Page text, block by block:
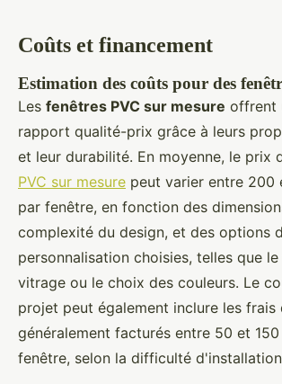
Coûts et financement
Estimation des coûts pour des
Les fenêtres PVC sur mesure offrent
rapport qualité-prix grâce à leurs
et leur durabilité. En moyenne, le prix
PVC sur mesure peut varier entre 200
par fenêtre, en fonction des
complexité du design, et des options
personnalisation choisies, telles que
vitrage ou le choix des couleurs. Le
projet peut également inclure les frais
généralement facturés entre 50 et
fenêtre, selon la difficulté